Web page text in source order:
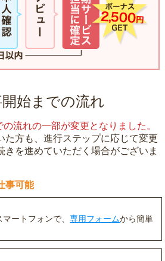
始までの流れ
流れの一部が変更となりました。
た方も、進行ステップに応じて変更
きを進めていただく場合がございま
事可能
マートフォンで、専用フォームから簡単